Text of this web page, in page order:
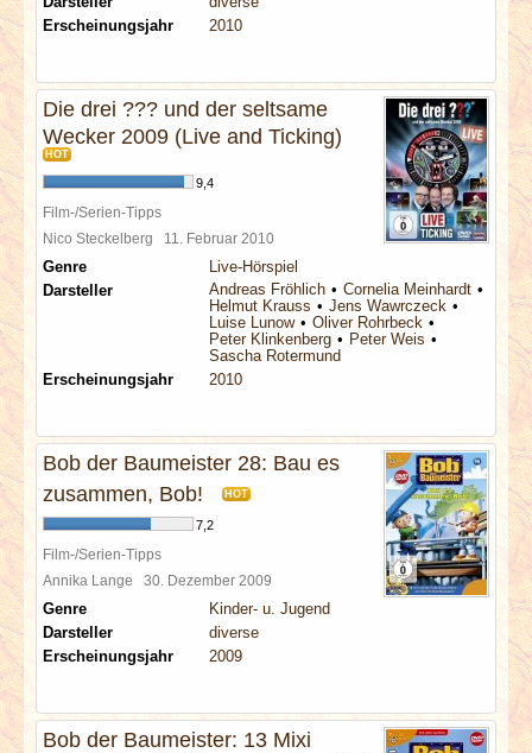
Erscheinungsjahr
2010
Die drei ??? und der seltsame
Wecker 2009 (Live and Ticking)
HOT
9,4
Film-/Serien-Tipps
Nico Steckelberg 11. Februar 2010
Genre
Live-Hörspiel
Darsteller
Andreas Fröhlich
Cornelia Meinhardt
Helmut Krauss
Jens Wawrczeck
Luise Lunow
Oliver Rohrbeck
Peter Klinkenberg
Peter Weis
Sascha Rotermund
Erscheinungsjahr
2010
Bob der Baumeister 28: Bau es
zusammen, Bob!
HOT
7,2
Film-/Serien-Tipps
Annika Lange 30. Dezember 2009
Genre
Kinder- u. Jugend
Darsteller
diverse
Erscheinungsjahr
2009
Bob der Baumeister: 13 Mixi